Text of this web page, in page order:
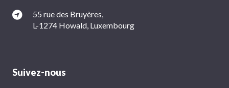
55 rue des Bruyères,
L-1274 Howald, Luxembourg
Suivez-nous